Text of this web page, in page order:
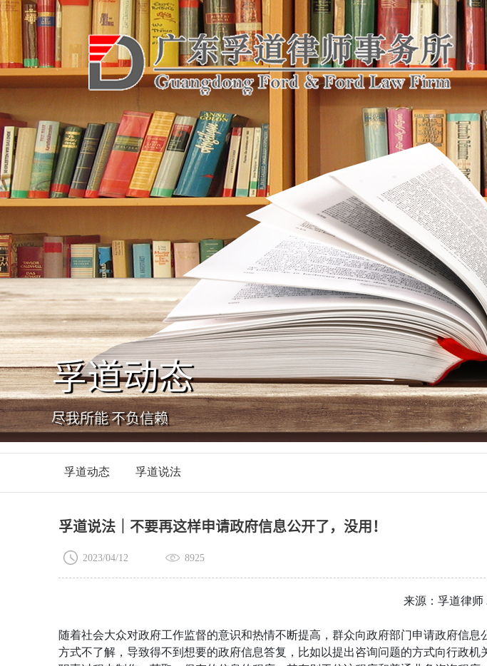
孚道动态
尽我所能 不负信赖
孚道动态 孚道说法
孚道说法｜不要再这样申请政府信息公开了，没用！
2023/04/12 8925
来源：孚道律师
随着社会大众对政府工作监督的意识和热情不断提高，群众向政府部门申请政府信
方式不了解，导致得不到想要的政府信息答复，比如以提出咨询问题的方式向行政